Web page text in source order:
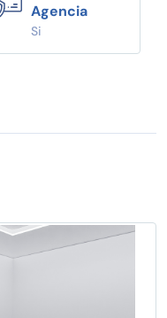
Agencia
Si